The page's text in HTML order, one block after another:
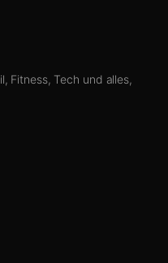
Fitness, Tech und alles,